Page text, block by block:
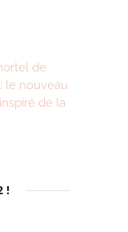
de
le nouveau
de la
!